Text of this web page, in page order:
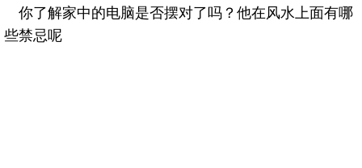
易德轩首席风水大师铁笔居士简介！！
2021-9-2
你了解家中的电脑是否摆对了吗？他在风水上面有哪
些禁忌呢